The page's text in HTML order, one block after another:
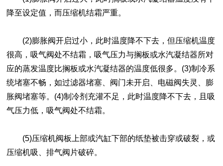
降至设定值，而压缩机结霜严重。
(2)膨胀阀开启过小，此时温度降不下去，但压缩机温度
很高，吸气阀处不结霜，吸气压力与搁板或水汽凝结器所对
应的蒸发温度比搁板或水汽凝结器的温度低很多。(3)制冷系
统堵塞不畅，如过滤器堵塞、阀门未开启、电磁阀失灵、膨
胀阀堵塞等。(4)制冷剂充灌不足，此时温度降不下去，且吸
气压力低，吸气阀处不结霜。
(5)压缩机阀板上部或汽缸下部的纸垫被击穿或破裂，或
压缩机吸、排气阀片破碎。